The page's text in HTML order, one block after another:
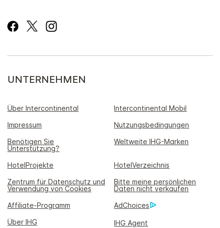
UNTERNEHMEN
Über Intercontinental
Intercontinental Mobil
Impressum
Nutzungsbedingungen
Benötigen Sie
Unterstützung?
Weltweite IHG-Marken
HotelProjekte
HotelVerzeichnis
Zentrum für Datenschutz und
Verwendung von Cookies
Bitte meine persönlichen
Daten nicht verkaufen
Affiliate-Programm
AdChoices
Über IHG
IHG Agent